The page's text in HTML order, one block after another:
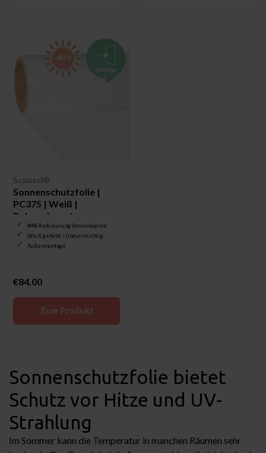
Scalasol®
Sonnenschutzfolie |
PC375 | Weiß |
Polycarbonat
84% Reduzierung Sonnenwärme
Weiß gefärbt / Undurchsichtig
Außenmontage
€84,00
Zum Produkt
Sonnenschutzfolie bietet
Schutz vor Hitze und UV-
Strahlung
Im Sommer kann die Temperatur in manchen Räumen sehr